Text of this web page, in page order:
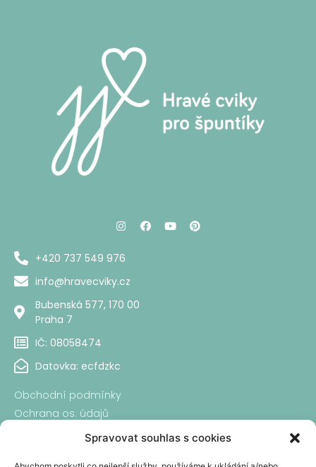
Spravovat souhlas s cookies
+420 737 549 976
info@hravecviky.cz
Bubenská 577, 170 00
Praha 7​
IČ: 08058474​
Datovka: ecfdzkc
Obchodní podmínky
Ochrana os. údajů
Reklamační řád